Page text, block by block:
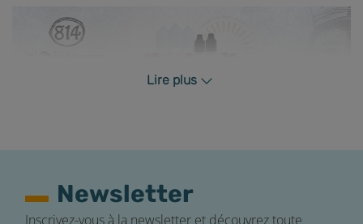
En plus de votre flacon d’arôme concentré et de votre
Lire plus
Newsletter
Inscrivez-vous à la newsletter et découvrez toute